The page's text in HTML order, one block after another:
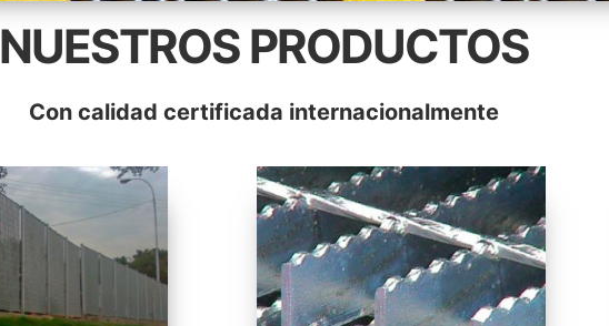
NUESTROS PRODUCTOS
Con calidad certificada internacionalmente